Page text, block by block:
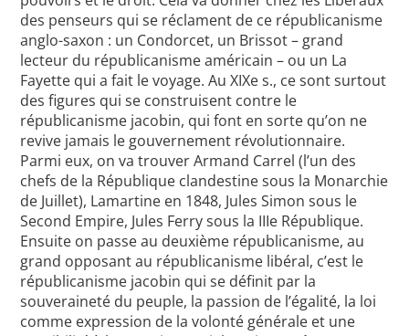
des penseurs qui se réclament de ce républicanisme
anglo-saxon : un Condorcet, un Brissot – grand
lecteur du républicanisme américain – ou un La
Fayette qui a fait le voyage. Au XIXe s., ce sont surtout
des figures qui se construisent contre le
républicanisme jacobin, qui font en sorte qu’on ne
revive jamais le gouvernement révolutionnaire.
Parmi eux, on va trouver Armand Carrel (l’un des
chefs de la République clandestine sous la Monarchie
de Juillet), Lamartine en 1848, Jules Simon sous le
Second Empire, Jules Ferry sous la IIIe République.
Ensuite on passe au deuxième républicanisme, au
grand opposant au républicanisme libéral, c’est le
républicanisme jacobin qui se définit par la
souveraineté du peuple, la passion de l’égalité, la loi
comme expression de la volonté générale et une